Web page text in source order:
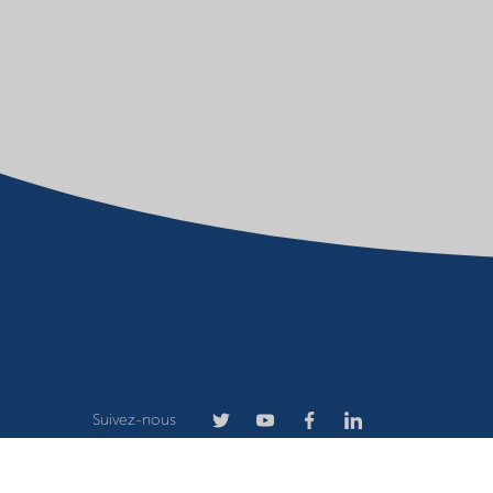
Suivez-nous